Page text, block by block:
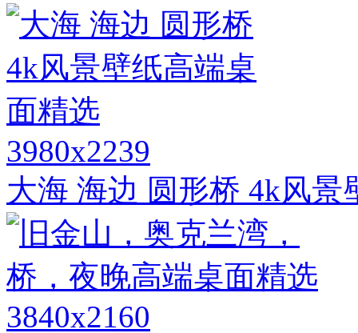
3980x2239
大海 海边 圆形桥 4k风景